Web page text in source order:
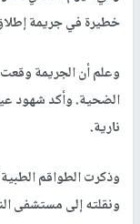
خطيرة في جريمة
وعلم أن الجريمة
نارية.
وذكرت الطواقم
ونقلته إلى مستشفى